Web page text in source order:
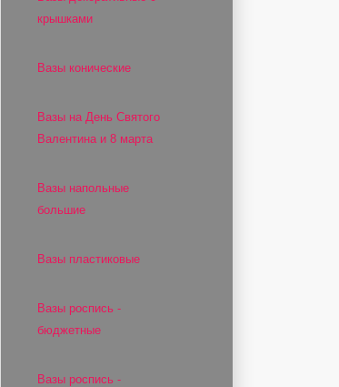
крышками
Вазы конические
Вазы на День Святого
Валентина и 8 марта
Вазы напольные
большие
Вазы пластиковые
Вазы роспись -
бюджетные
Вазы роспись -